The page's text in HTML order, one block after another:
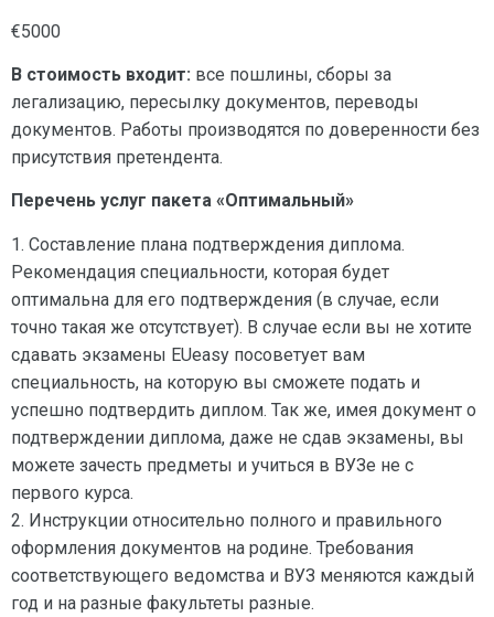
€5000
В стоимость входит: все пошлины, сборы за
легализацию, пересылку документов, переводы
документов. Работы производятся по доверенности без
присутствия претендента.
Перечень услуг пакета «Оптимальный»
1. Составление плана подтверждения диплома.
Рекомендация специальности, которая будет
оптимальна для его подтверждения (в случае, если
точно такая же отсутствует). В случае если вы не хотите
сдавать экзамены EUeasy посоветует вам
специальность, на которую вы сможете подать и
успешно подтвердить диплом. Так же, имея документ о
подтверждении диплома, даже не сдав экзамены, вы
можете зачесть предметы и учиться в ВУЗе не с
первого курса.
2. Инструкции относительно полного и правильного
оформления документов на родине. Требования
соответствующего ведомства и ВУЗ меняются каждый
год и на разные факультеты разные.